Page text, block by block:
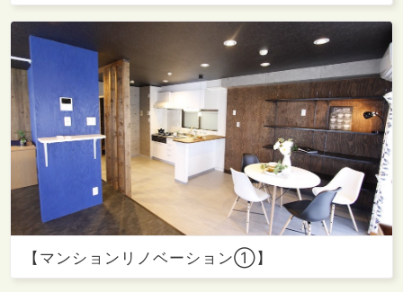
【マンションリノベーション①】